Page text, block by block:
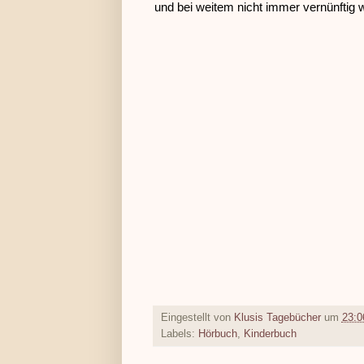
und bei weitem nicht immer vernünftig
Eingestellt von Klusis Tagebücher um
Labels: Hörbuch, Kinderbuch